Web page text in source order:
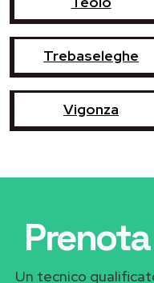
Trebaseleghe
Vigonza
Un tecnico